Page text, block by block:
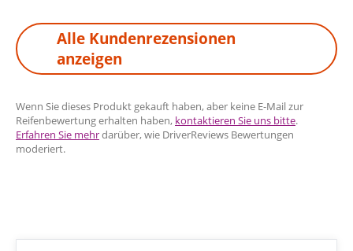
Alle Kundenrezensionen
anzeigen
Wenn Sie dieses Produkt gekauft haben, aber keine E-Mail zur
Reifenbewertung erhalten haben, kontaktieren Sie uns bitte.
Erfahren Sie mehrdarüber, wie DriverReviews Bewertungen
moderiert.